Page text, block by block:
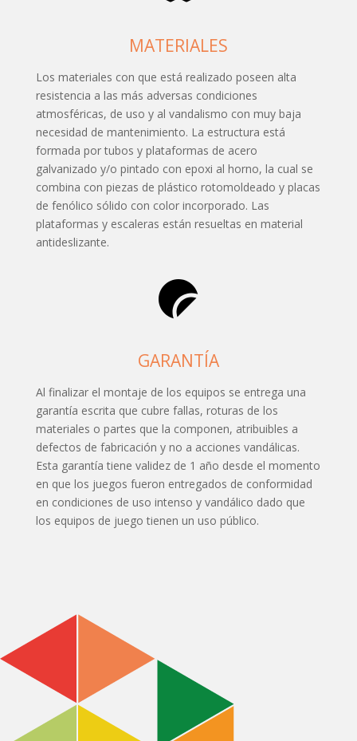
MATERIALES
Los materiales con que está realizado poseen alta
resistencia a las más adversas condiciones
atmosféricas, de uso y al vandalismo con muy baja
necesidad de mantenimiento. La estructura está
formada por tubos y plataformas de acero
galvanizado y/o pintado con epoxi al horno, la cual se
combina con piezas de plástico rotomoldeado y placas
de fenólico sólido con color incorporado. Las
plataformas y escaleras están resueltas en material
antideslizante.
GARANTÍA
Al finalizar el montaje de los equipos se entrega una
garantía escrita que cubre fallas, roturas de los
materiales o partes que la componen, atribuibles a
defectos de fabricación y no a acciones vandálicas.
Esta garantía tiene validez de 1 año desde el momento
en que los juegos fueron entregados de conformidad
en condiciones de uso intenso y vandálico dado que
los equipos de juego tienen un uso público.